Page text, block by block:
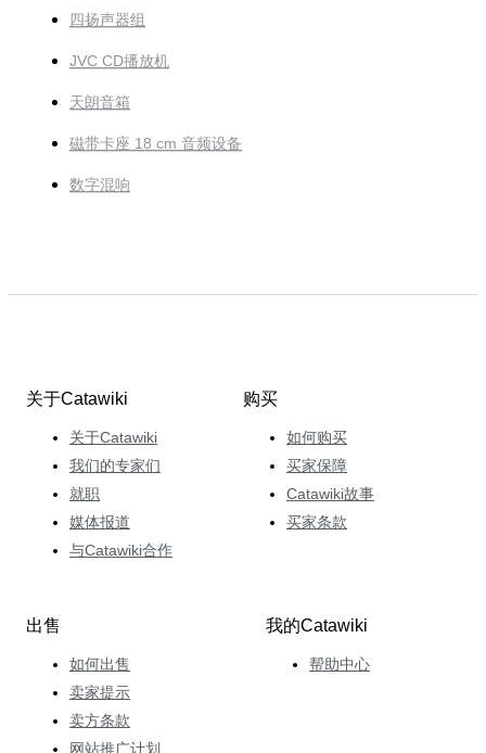
四扬声器组
JVC CD播放机
天朗音箱
磁带卡座 18 cm 音频设备
数字混响
关于Catawiki
关于Catawiki
我们的专家们
就职
媒体报道
与Catawiki合作
购买
如何购买
买家保障
Catawiki故事
买家条款
出售
如何出售
卖家提示
卖方条款
网站推广计划
我的Catawiki
帮助中心